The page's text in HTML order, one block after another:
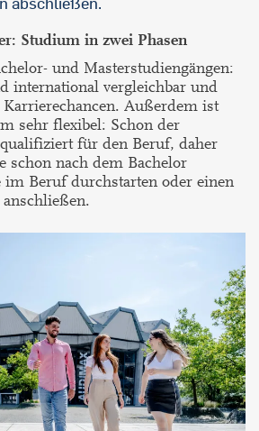
Studium in zwei Phasen
und Masterstudiengängen:
international vergleichbar und
Außerdem ist
sehr flexibel: Schon der
für den Beruf, daher
schon nach dem Bachelor
im Beruf durchstarten oder einen